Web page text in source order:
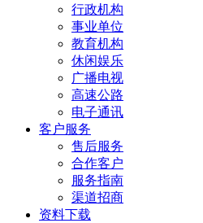
行政机构
事业单位
教育机构
休闲娱乐
广播电视
高速公路
电子通讯
客户服务
售后服务
合作客户
服务指南
渠道招商
资料下载